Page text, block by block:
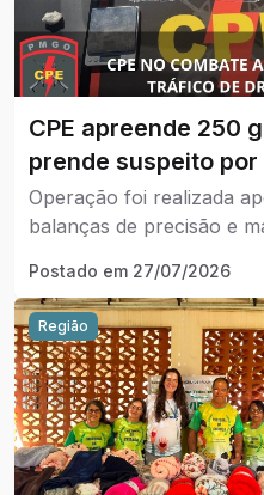
CPE apreende 250
prende suspeito
Operação foi realizada
balanças de precisão e
apreendidos.
Postado em 27/07/2026
Região